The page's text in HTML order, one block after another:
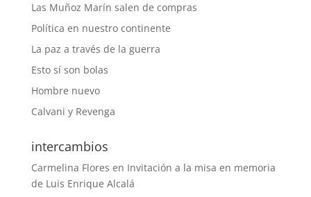
Las Muñoz Marín salen de compras
Política en nuestro continente
La paz a través de la guerra
Esto sí son bolas
Hombre nuevo
Calvani y Revenga
intercambios
Carmelina Flores en Invitación a la misa en memoria
de Luis Enrique Alcalá